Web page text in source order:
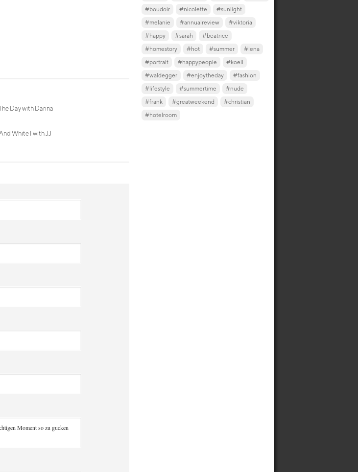
Day with Darina
White I with JJ
Moment so zu gucken
#boudoir
#nicolette
#sunlight
#melanie
#annualreview
#viktoria
#happy
#sarah
#beatrice
#homestory
#hot #summer
#lena
#portrait
#happypeople
#koell
#waldegger
#enjoytheday
#fashion
#lifestyle
#summertime
#nude
#frank
#greatweekend
#christian
#hotelroom